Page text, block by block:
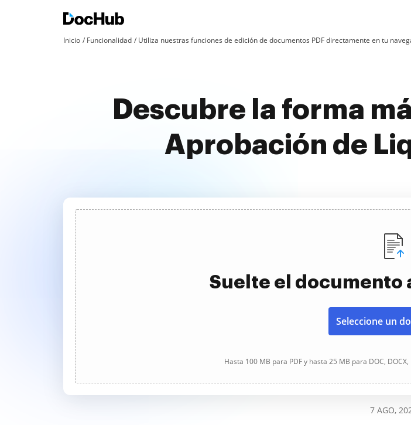
Inicio Funcionalidad Utiliza nuestras funciones de edición de documentos PDF directamente en tu
Descubre la forma
Aprobación de
Suelte el documento
Seleccione un
Hasta 100 MB para PDF y hasta 25 MB para DOC, DOCX,
7 AGO,